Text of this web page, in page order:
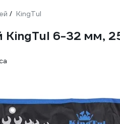
/ KingTul
KingTul 6-32 мм,